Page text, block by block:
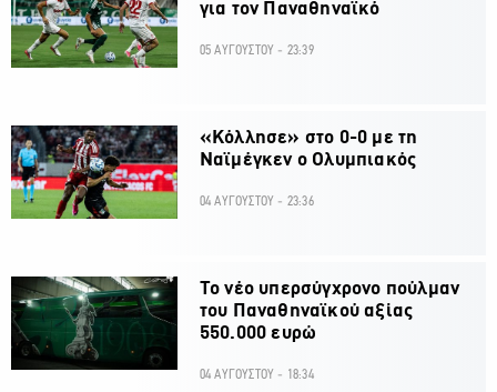
για τον Παναθηναϊκό
05 ΑΥΓΟΥΣΤΟΥ - 23:39
«Κόλλησε» στο 0-0 με τη
Ναϊμέγκεν ο Ολυμπιακός
04 ΑΥΓΟΥΣΤΟΥ - 23:36
Το νέο υπερσύγχρονο πούλμαν
του Παναθηναϊκού αξίας
550.000 ευρώ
04 ΑΥΓΟΥΣΤΟΥ - 18:34